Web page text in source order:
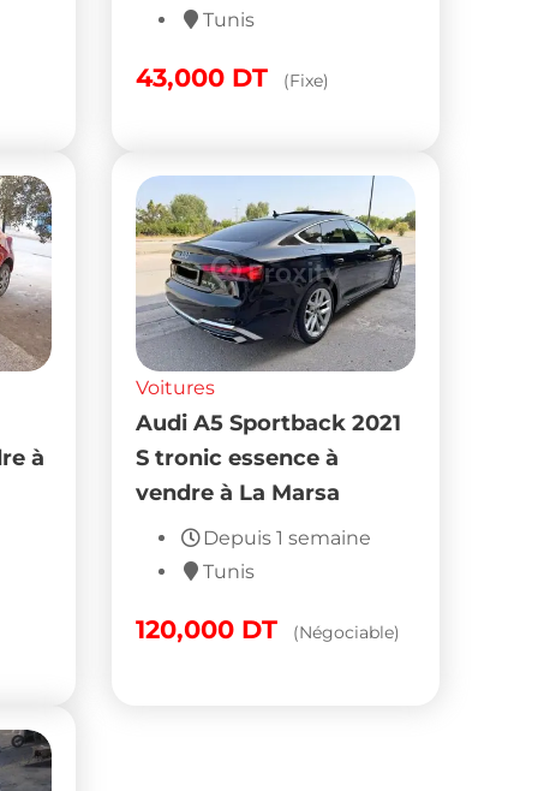
Tunis
43,000 DT (Fixe)
à
Voitures
Audi A5 Sportback 2021
S tronic essence à
vendre à La Marsa
Depuis 1 semaine
Tunis
120,000 DT (Négociable)